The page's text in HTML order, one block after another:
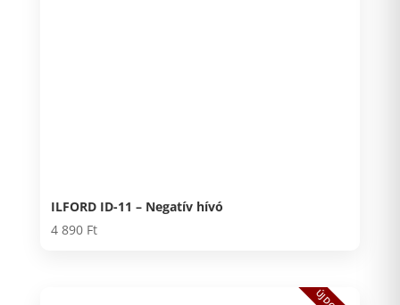
ILFORD ID-11 – Negatív hívó
4 890 Ft